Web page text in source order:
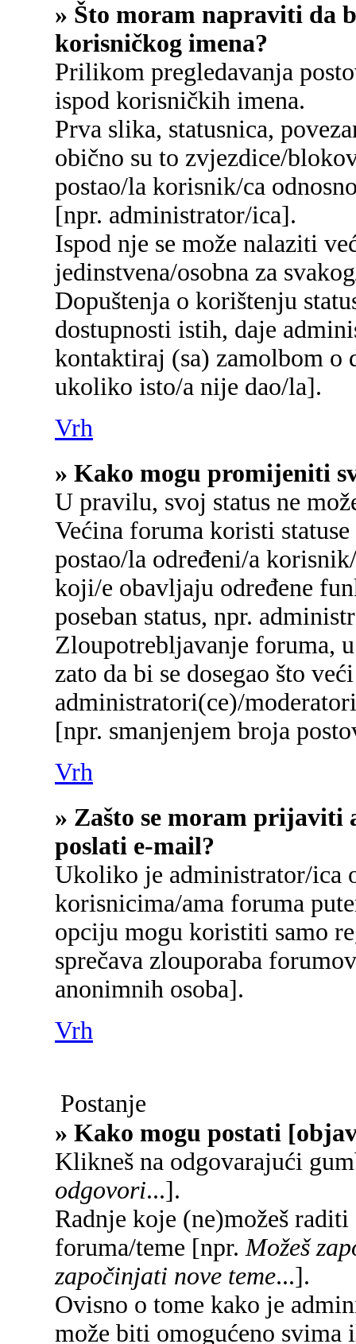
» Što moram napraviti da
korisničkog imena?
Prilikom pregledavanja
ispod korisničkih imena.
Prva slika, statusnica,
obično su to zvjezdice/
postao/la korisnik/ca
[npr. administrator/ica].
Ispod nje se može nalaziti
jedinstvena/osobna za
Dopuštenja o korištenju
dostupnosti istih, daje
kontaktiraj (sa) zamolbom o
ukoliko isto/a nije dao/la].
Vrh
» Kako mogu promijeniti
U pravilu, svoj status ne
Većina foruma koristi
postao/la određeni/a
koji/e obavljaju određene
poseban status, npr.
Zloupotrebljavanje foruma,
zato da bi se dosegao što
administratori(ce)/
[npr. smanjenjem broja
Vrh
» Zašto se moram
poslati e-mail?
Ukoliko je administrator/ica
korisnicima/ama foruma
opciju mogu koristiti samo
sprečava zlouporaba
anonimnih osoba].
Vrh
Postanje
» Kako mogu postati
Klikneš na odgovarajući
odgovori...].
Radnje koje (ne)možeš
foruma/teme [npr.Možeš
započinjati nove teme...].
Ovisno o tome kako je
može biti omogućeno